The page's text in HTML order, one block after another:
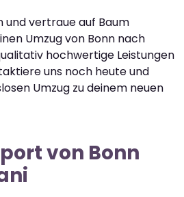
und vertraue auf Baum
Umzug von Bonn nach
hochwertige Leistungen
uns noch heute und
Umzug zu deinem neuen
von Bonn